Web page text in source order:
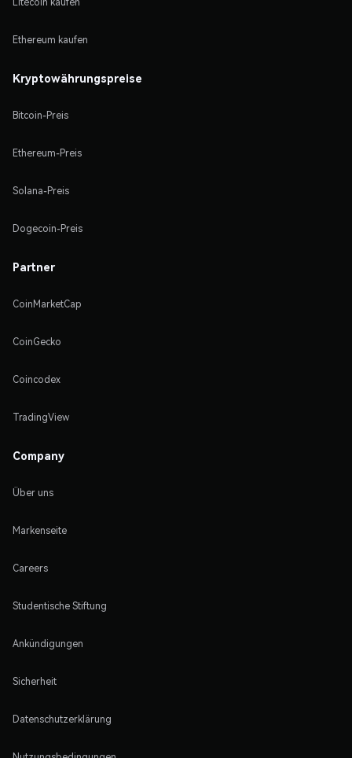
Ethereum kaufen
Kryptowährungspreise
Bitcoin-Preis
Ethereum-Preis
Solana-Preis
Dogecoin-Preis
Partner
CoinMarketCap
CoinGecko
Coincodex
TradingView
Company
Über uns
Markenseite
Careers
Studentische Stiftung
Ankündigungen
Sicherheit
Datenschutzerklärung